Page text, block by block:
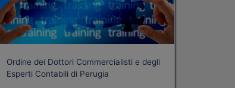
Ordine dei Dottori Commercialisti e degli
Esperti Contabili di Perugia